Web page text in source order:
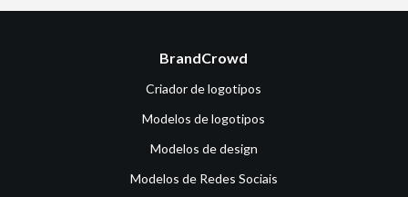
BrandCrowd
Criador de logotipos
Modelos de logotipos
Modelos de design
Modelos de Redes Sociais